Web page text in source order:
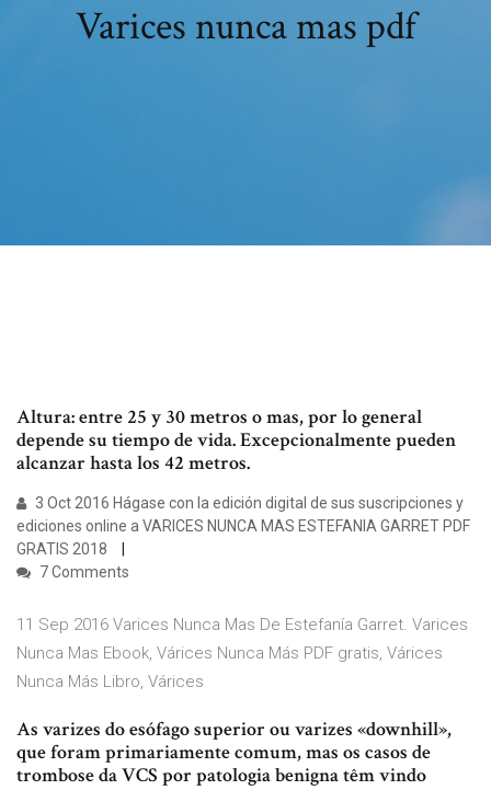
Varices nunca mas pdf
Altura: entre 25 y 30 metros o mas, por lo general
depende su tiempo de vida. Excepcionalmente pueden
alcanzar hasta los 42 metros.
3 Oct 2016 Hágase con la edición digital de sus suscripciones y
ediciones online a VARICES NUNCA MAS ESTEFANIA GARRET PDF
GRATIS 2018
7 Comments
11 Sep 2016 Varices Nunca Mas De Estefanía Garret. Varices
Nunca Mas Ebook, Várices Nunca Más PDF gratis, Várices
Nunca Más Libro, Várices
As varizes do esófago superior ou varizes «downhill»,
que foram primariamente comum, mas os casos de
trombose da VCS por patologia benigna têm vindo